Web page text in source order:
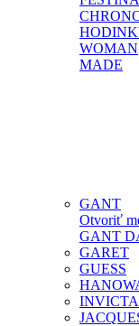
WOMAN
MADE
GANT
Otvoriť
GANT
GARET
GUESS
INVICTA